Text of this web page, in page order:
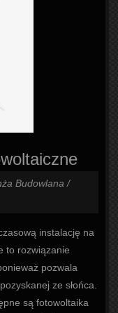
Budowlana /
instalację na
to rozwiązanie
pozwala
ze słońca.
są fotowoltaika